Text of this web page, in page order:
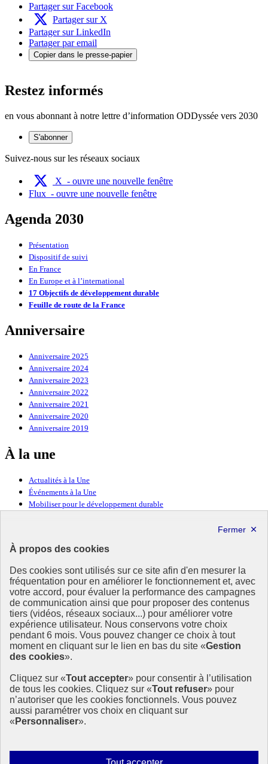
À propos des cookies
Des cookies sont utilisés sur ce site afin d'en mesurer la
fréquentation pour en améliorer le fonctionnement et, avec
votre accord, pour évaluer la performance des campagnes
de communication ainsi que pour proposer des contenus
tiers (vidéos, réseaux sociaux...) pour améliorer votre
expérience utilisateur. Nous conservons votre choix
pendant 6 mois. Vous pouvez changer ce choix à tout
moment en cliquant sur le lien en bas du site «Gestion
des cookies».
Cliquez sur «Tout accepter» pour consentir à l’utilisation
de tous les cookies. Cliquez sur «Tout refuser» pour
n’autoriser que les cookies fonctionnels. Vous pouvez
aussi paramétrer vos choix en cliquant sur
« Personnaliser».
Autoriser
Partager sur Facebook
Partager sur X
Partager sur LinkedIn
Partager par email
Copier dans le presse-papier
Restez informés
en vous abonnant à notre lettre d’information ODDyssée vers 2030
S'abonner
Suivez-nous sur les réseaux sociaux
X - ouvre une nouvelle fenêtre
Flux - ouvre une nouvelle fenêtre
Agenda 2030
Présentation
Dispositif de suivi
En France
En Europe et à l’international
17 Objectifs de développement durable
Feuille de route de la France
Anniversaire
Anniversaire 2025
Anniversaire 2024
Anniversaire 2023
Anniversaire 2022
Anniversaire 2021
Anniversaire 2020
Anniversaire 2019
À la une
Actualités à la Une
Événements à la Une
Mobiliser pour le développement durable
Ressources
Ressources
La Méth’ODD
Gouvernement
Ce site propose l’information de référence concernant l’Agenda
2030 et la feuille de route de la France. Il valorise la mobilisation de
tous les acteurs.
info.gouv.fr- ouvre une nouvelle fenêtre
service-public.fr - ouvre une nouvelle fenêtre
legifrance.gouv.fr- ouvre une nouvelle fenêtre
data.gouv.fr- ouvre une nouvelle fenêtre
Plan du site
Mentions légales